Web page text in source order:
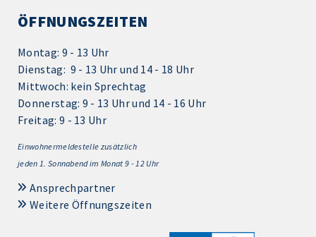
ÖFFNUNGSZEITEN
Montag: 9 - 13 Uhr
Dienstag: 9 - 13 Uhr und 14 - 18 Uhr
Mittwoch: kein Sprechtag
Donnerstag: 9 - 13 Uhr und 14 - 16 Uhr
Freitag: 9 - 13 Uhr
Einwohnermeldestelle zusätzlich
jeden 1. Sonnabend im Monat 9 - 12 Uhr
Ansprechpartner
Weitere Öffnungszeiten